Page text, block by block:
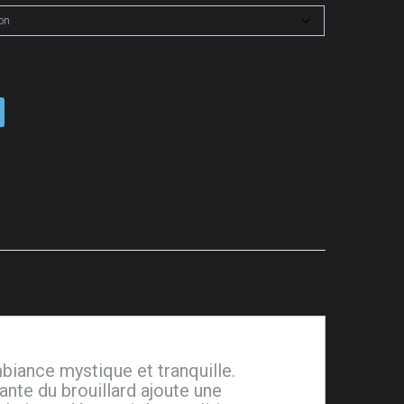
mystique et tranquille.
du brouillard ajoute une